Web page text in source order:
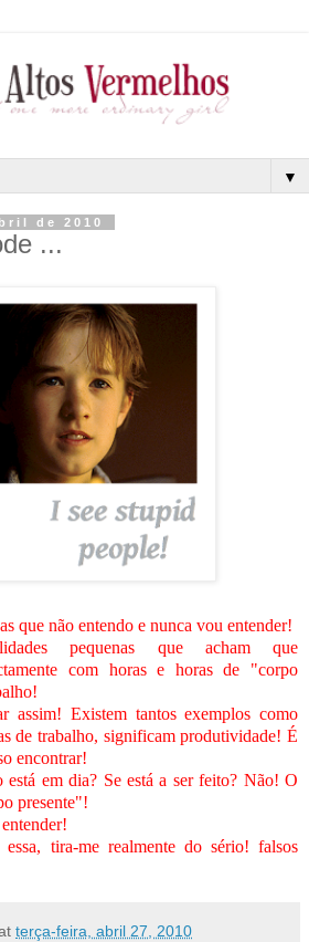
▼
de 2010
...
que não entendo e nunca vou entender!
pequenas que acham que
com horas e horas de "corpo
assim! Existem tantos exemplos como
de trabalho, significam produtividade! É
encontrar!
em dia? Se está a ser feito? Não! O
presente"!
tira-me realmente do sério! falsos
terça-feira, abril 27, 2010